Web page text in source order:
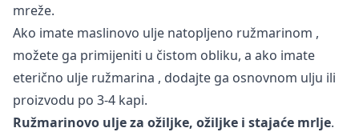
mreže.
Ako imate maslinovo ulje natopljeno ružmarinom ,
možete ga primijeniti u čistom obliku, a ako imate
eterično ulje ružmarina , dodajte ga osnovnom ulju ili
proizvodu po 3-4 kapi.
Ružmarinovo ulje za ožiljke, ožiljke i stajaće mrlje.